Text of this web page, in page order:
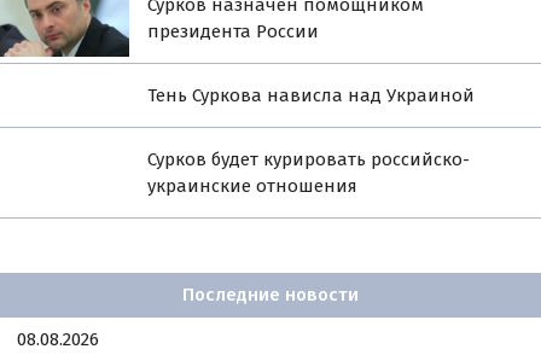
Сурков назначен помощником
президента России
Тень Суркова нависла над Украиной
Сурков будет курировать российско-
украинские отношения
Последние новости
08.08.2026